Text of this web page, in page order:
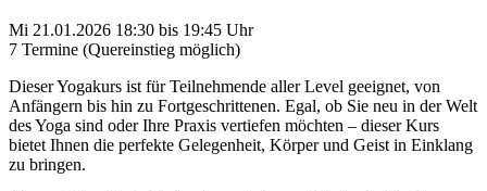
Mi 21.01.2026 18:30 bis 19:45 Uhr
7 Termine (Quereinstieg möglich)
Dieser Yogakurs ist für Teilnehmende aller Level geeignet, von
Anfängern bis hin zu Fortgeschrittenen. Egal, ob Sie neu in der Welt
des Yoga sind oder Ihre Praxis vertiefen möchten – dieser Kurs
bietet Ihnen die perfekte Gelegenheit, Körper und Geist in Einklang
zu bringen.